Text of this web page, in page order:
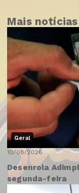
Mais notícias
Geral
10/08/2026
Desenrola
segunda-feira